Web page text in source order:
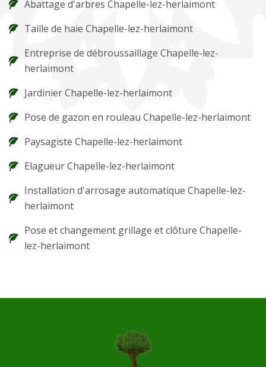
Abattage d'arbres Chapelle-lez-herlaimont
Taille de haie Chapelle-lez-herlaimont
Entreprise de débroussaillage Chapelle-lez-
herlaimont
Jardinier Chapelle-lez-herlaimont
Pose de gazon en rouleau Chapelle-lez-herlaimont
Paysagiste Chapelle-lez-herlaimont
Elagueur Chapelle-lez-herlaimont
Installation d'arrosage automatique Chapelle-lez-
herlaimont
Pose et changement grillage et clôture Chapelle-
lez-herlaimont